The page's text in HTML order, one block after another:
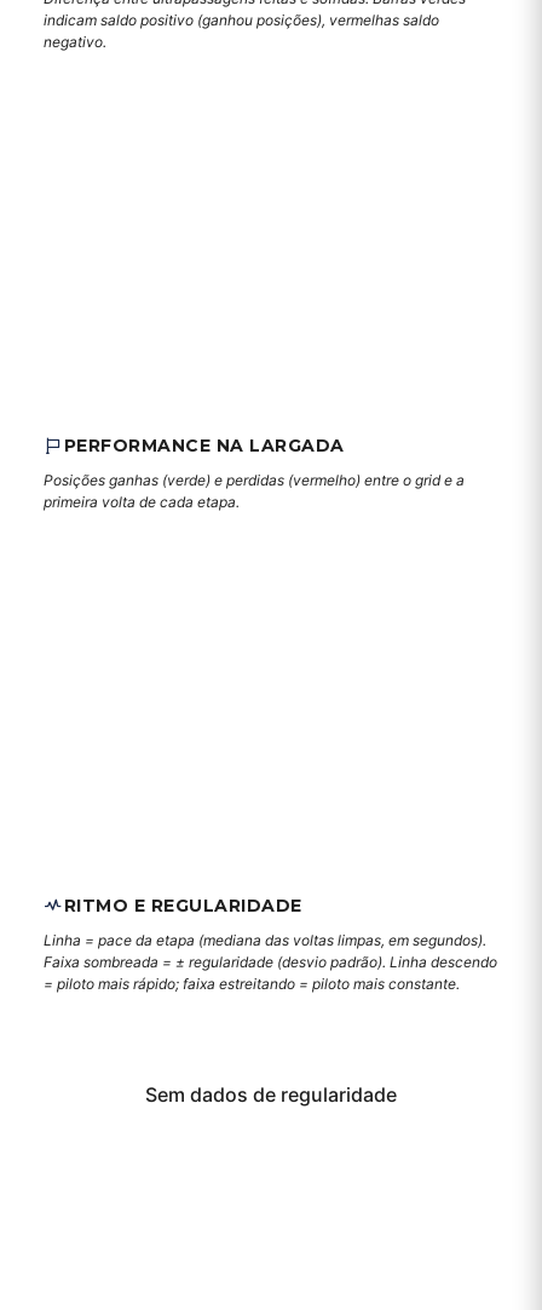
indicam saldo positivo (ganhou posições), vermelhas saldo
negativo.
PERFORMANCE NA LARGADA
Posições ganhas (verde) e perdidas (vermelho) entre o grid e a
primeira volta de cada etapa.
RITMO E REGULARIDADE
Linha = pace da etapa (mediana das voltas limpas, em segundos).
Faixa sombreada = ± regularidade (desvio padrão). Linha descendo
= piloto mais rápido; faixa estreitando = piloto mais constante.
Sem dados de regularidade